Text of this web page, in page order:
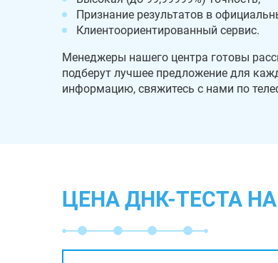
Признание результатов в
Клиентоориентированный сервис.
Менеджеры нашего центра готовы
подберут лучшее предложение для
информацию, свяжитесь с нами по
ЦЕНА ДНК-ТЕСТА